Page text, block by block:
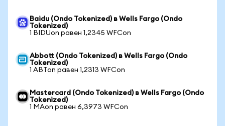
Baidu (Ondo Tokenized) в Wells Fargo (Ondo
Tokenized)
1 BIDUon равен 1,2345 WFCon
Abbott (Ondo Tokenized) в Wells Fargo (Ondo
Tokenized)
1 ABTon равен 1,2313 WFCon
Mastercard (Ondo Tokenized) в Wells Fargo (Ondo
Tokenized)
1 MAon равен 6,3973 WFCon